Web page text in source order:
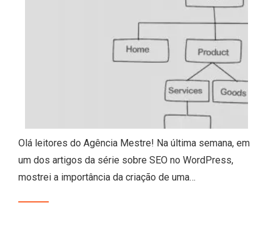
Olá leitores do Agência Mestre! Na última semana, em
um dos artigos da série sobre SEO no WordPress,
mostrei a importância da criação de uma…